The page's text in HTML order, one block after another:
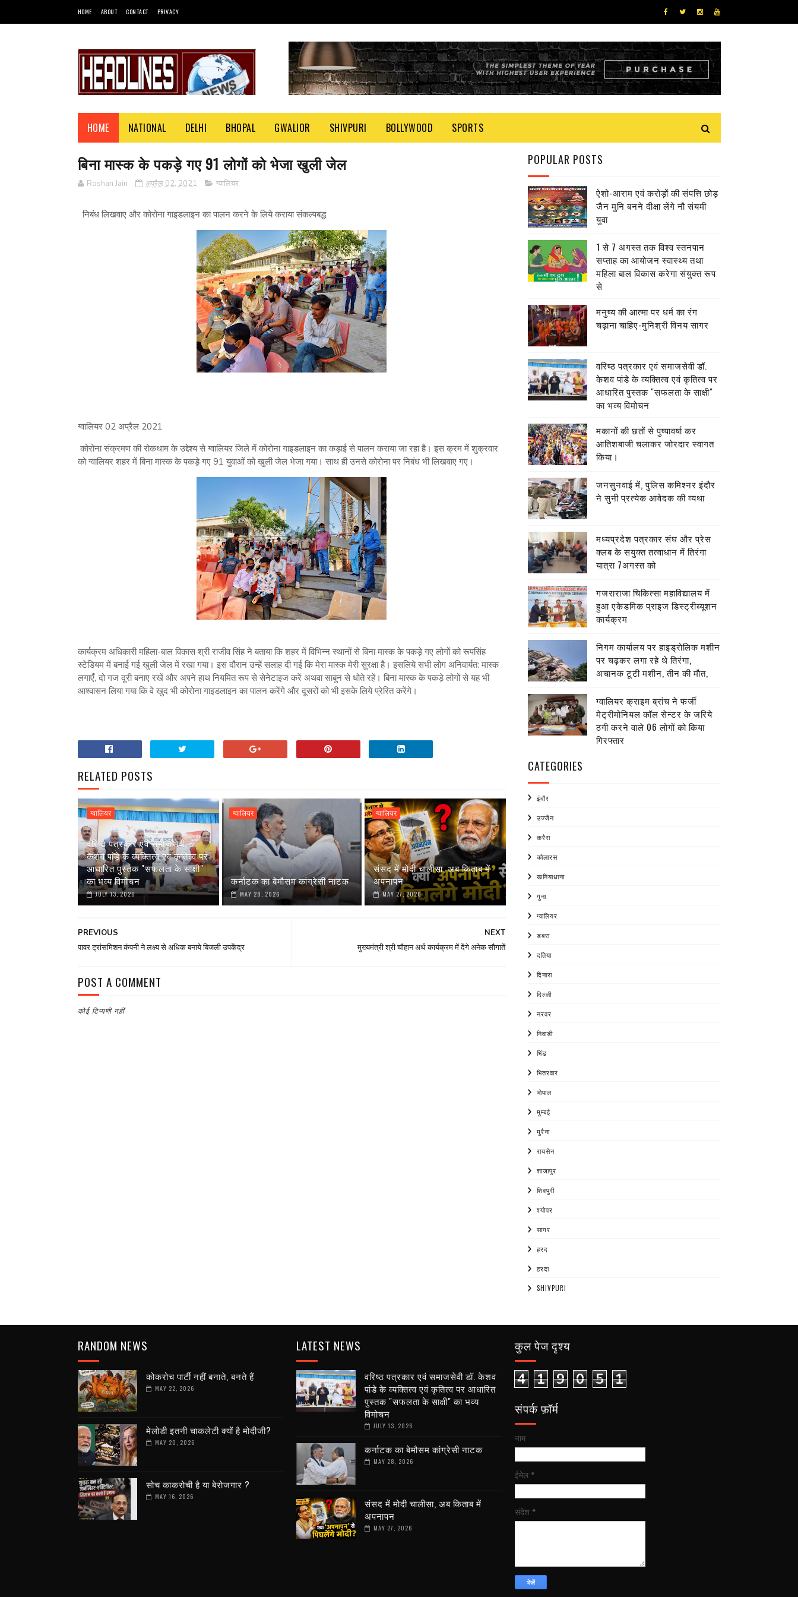
HOME ABOUT CONTACT PRIVACY
HOME NATIONAL DELHI BHOPAL GWALIOR SHIVPURI BOLLYWOOD SPORTS
बिना मास्क के पकड़े गए 91 लोगों को भेजा खुली जेल
Roshan Jain अप्रैल 02, 2021 ग्वालियर
निबंध लिखवाए और कोरोना गाइडलाइन का पालन करने के लिये कराया संकल्पबद्ध
ग्वालियर 02 अप्रैल 2021
कोरोना संक्रमण की रोकथाम के उद्देश्य से ग्वालियर जिले में कोरोना गाइडलाइन का कड़ाई से पालन कराया जा रहा है। इस क्रम में शुक्रवार
को ग्वालियर शहर में बिना मास्क के पकड़े गए 91 युवाओं को खुली जेल भेजा गया। साथ ही उनसे कोरोना पर निबंध भी लिखवाए गए।
कार्यक्रम अधिकारी महिला-बाल विकास श्री राजीव सिंह ने बताया कि शहर में विभिन्न स्थानों से बिना मास्क के पकड़े गए लोगों को रूपसिंह
स्टेडियम में बनाई गई खुली जेल में रखा गया। इस दौरान उन्हें सलाह दी गई कि मेरा मास्क मेरी सुरक्षा है। इसलिये सभी लोग अनिवार्यत: मास्क
लगाएँ, दो गज दूरी बनाए रखें और अपने हाथ नियमित रूप से सेनेटाइज करें अथवा साबुन से धोते रहें। बिना मास्क के पकड़े लोगों से यह भी
आश्वासन लिया गया कि वे खुद भी कोरोना गाइडलाइन का पालन करेंगे और दूसरों को भी इसके लिये प्रेरित करेंगे।
RELATED POSTS
ग्वालियर
वरिष्ठ पत्रकार एवं समाजसेवी डॉ.
केशव पांडे के व्यक्तित्व एवं कृतित्व पर
आधारित पुस्तक "सफलता के साक्षी"
का भव्य विमोचन
JULY 13, 2026
ग्वालियर
कर्नाटक का बेमौसम कांग्रेसी नाटक
MAY 28, 2026
ग्वालियर
संसद में मोदी चालीसा, अब किताब में
अपनापन
MAY 27, 2026
NEXT
मुख्यमंत्री श्री चौहान अर्थ कार्यक्रम में देंगे अनेक सौगातें
PREVIOUS
पावर ट्रांसमिशन कंपनी ने लक्ष्य से अधिक बनाये बिजली उपकेंद्र
POST A COMMENT
कोई टिप्पणी नहीं
POPULAR POSTS
ऐशो-आराम एवं करोड़ों की संपत्ति छोड़
जैन मुनि बनने दीक्षा लेंगे नौ संयमी
युवा
1 से 7 अगस्त तक विश्व स्तनपान
सप्ताह का आयोजन स्वास्थ्य तथा
महिला बाल विकास करेगा संयुक्त रूप
से
मनुष्य की आत्मा पर धर्म का रंग
चढ़ाना चाहिए-मुनिश्री विनय सागर
वरिष्ठ पत्रकार एवं समाजसेवी डॉ.
केशव पांडे के व्यक्तित्व एवं कृतित्व पर
आधारित पुस्तक "सफलता के साक्षी"
का भव्य विमोचन
मकानों की छतों से पुष्पावर्षा कर
आतिशबाजी चलाकर जोरदार स्वागत
किया।
जनसुनवाई में, पुलिस कमिश्नर इंदौर
ने सुनी प्रत्येक आवेदक की व्यथा
मध्यप्रदेश पत्रकार संघ और प्रेस
क्लब के सयुक्त तत्वाधान में तिरंगा
यात्रा 7अगस्त को
गजराराजा चिकित्सा महाविद्यालय में
हुआ एकेडमिक प्राइज डिस्ट्रीब्यूशन
कार्यक्रम
निगम कार्यालय पर हाइड्राेलिक मशीन
पर चढ़कर लगा रहे थे तिरंगा,
अचानक टूटी मशीन, तीन की माैत,
ग्वालियर क्राइम ब्रांच ने फर्जी
मेट्रीमोनियल कॉल सेन्टर के जरिये
ठगी करने वाले 06 लोगों को किया
गिरफ्तार
CATEGORIES
इंदौर
उज्जैन
करैरा
कोलारस
खनियाधाना
गुना
ग्वालियर
डबरा
दतिया
दिनारा
दिल्ली
नरवर
निवाड़ी
भिंड
भितरवार
भोपाल
मुम्बई
मुरैना
रायसेन
शाजापुर
शिवपुरी
श्योपर
सागर
हरद
हरदा
SHIVPURI
RANDOM NEWS
कोकरोच पार्टी नहीं बनाते, बनते हैं
MAY 22, 2026
मेलोडी इतनी चाकलेटी क्यों है मोदीजी?
MAY 20, 2026
सोच काकरोची है या बेरोजगार ?
MAY 16, 2026
LATEST NEWS
वरिष्ठ पत्रकार एवं समाजसेवी डॉ. केशव
पांडे के व्यक्तित्व एवं कृतित्व पर आधारित
पुस्तक "सफलता के साक्षी" का भव्य
विमोचन
JULY 13, 2026
कर्नाटक का बेमौसम कांग्रेसी नाटक
MAY 28, 2026
संसद में मोदी चालीसा, अब किताब में
अपनापन
MAY 27, 2026
कुल पेज दृश्य
4 1 9 0 5 1
संपर्क फ़ॉर्म
नाम
ईमेल *
संदेश *